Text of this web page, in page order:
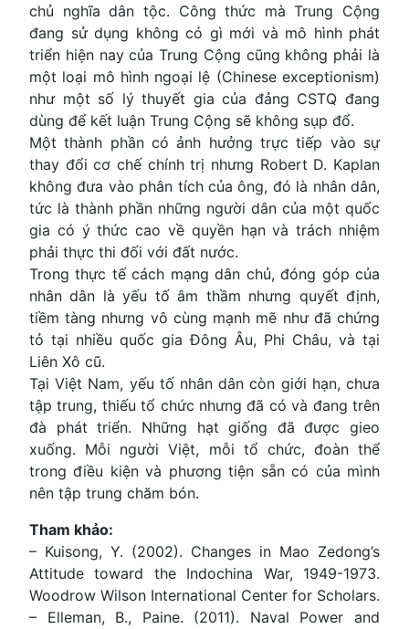
chủ nghĩa dân tộc. Công thức mà Trung Cộng
đang sử dụng không có gì mới và mô hình phát
triển hiện nay của Trung Cộng cũng không phải là
một loại mô hình ngoại lệ (Chinese exceptionism)
như một số lý thuyết gia của đảng CSTQ đang
dùng để kết luận Trung Cộng sẽ không sụp đổ.
Một thành phần có ảnh hưởng trực tiếp vào sự
thay đổi cơ chế chính trị nhưng Robert D. Kaplan
không đưa vào phân tích của ông, đó là nhân dân,
tức là thành phần những người dân của một quốc
gia có ý thức cao về quyền hạn và trách nhiệm
phải thực thi đối với đất nước.
Trong thực tế cách mạng dân chủ, đóng góp của
nhân dân là yếu tố âm thầm nhưng quyết định,
tiềm tàng nhưng vô cùng mạnh mẽ như đã chứng
tỏ tại nhiều quốc gia Đông Âu, Phi Châu, và tại
Liên Xô cũ.
Tại Việt Nam, yếu tố nhân dân còn giới hạn, chưa
tập trung, thiếu tổ chức nhưng đã có và đang trên
đà phát triển. Những hạt giống đã được gieo
xuống. Mỗi người Việt, mỗi tổ chức, đoàn thể
trong điều kiện và phương tiện sẵn có của mình
nên tập trung chăm bón.
Tham khảo:
– Kuisong, Y. (2002). Changes in Mao Zedong’s
Attitude toward the Indochina War, 1949-1973.
Woodrow Wilson International Center for Scholars.
– Elleman, B., Paine. (2011). Naval Power and